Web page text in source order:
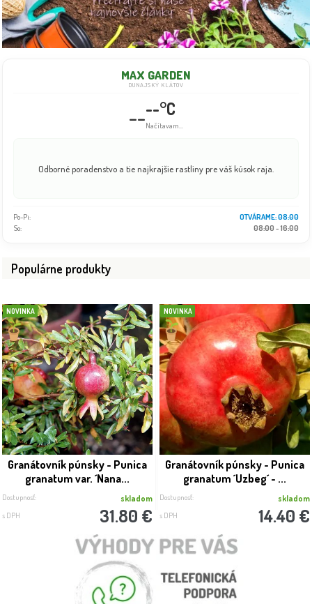
MAX GARDEN
DUNAJSKÝ KLÁTOV
----°C
Načítavam...
Odborné poradenstvo a tie najkrajšie rastliny pre váš kúsok raja.
Po-Pi:
08:00 - 18:00
So:
08:00 - 16:00
Populárne produkty
NOVINKA
Granátovník púnsky - Punica
granatum var. ´Nana...
Dostupnosť: skladom
s DPH 31.80 €
NOVINKA
Granátovník púnsky - Punica
granatum ´Uzbeg´ - ...
Dostupnosť: skladom
s DPH 14.40 €